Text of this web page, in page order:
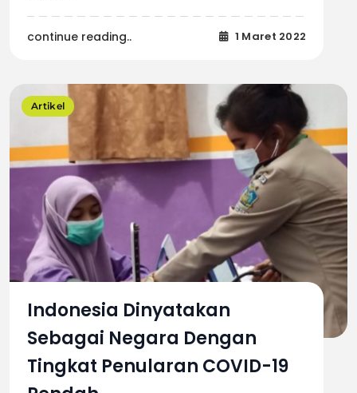
continue reading.. 1 Maret 2022
Artikel
Indonesia Dinyatakan
Sebagai Negara Dengan
Tingkat Penularan COVID-19